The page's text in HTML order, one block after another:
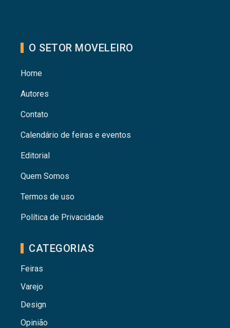
O SETOR MOVELEIRO
Home
Autores
Contato
Calendário de feiras e eventos
Editorial
Quem Somos
Termos de uso
Política de Privacidade
CATEGORIAS
Feiras
Varejo
Design
Opinião